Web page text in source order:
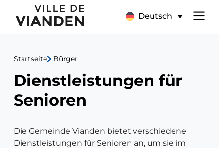
Dienstleistungen
für
Senioren
Deutsch
Hauptnavigationsmenü
Startseite Bürger
Dienstleistungen für
Senioren
Die Gemeinde Vianden bietet verschiedene
Dienstleistungen für Senioren an, um sie im